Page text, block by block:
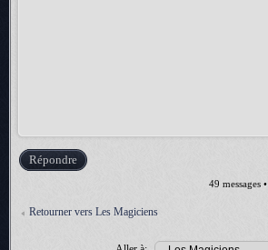
Répondre
49 messages •
Retourner vers Les Magiciens